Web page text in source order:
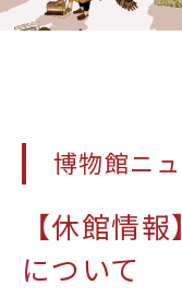
博物館ニ
【休館情
について